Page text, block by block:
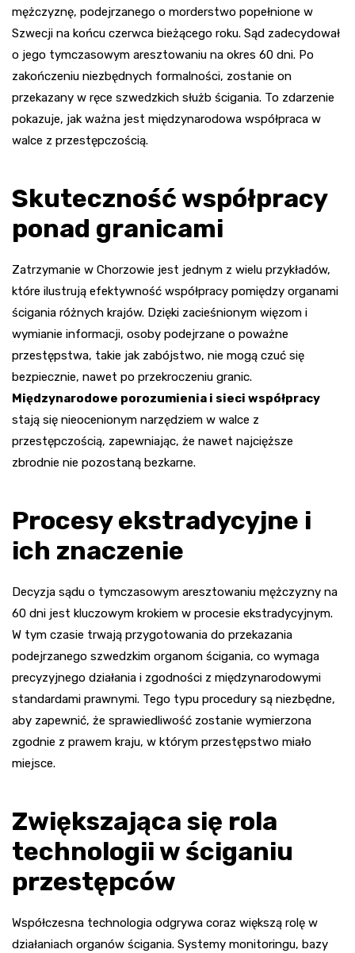
mężczyznę, podejrzanego o morderstwo popełnione w
Szwecji na końcu czerwca bieżącego roku. Sąd zadecydował
o jego tymczasowym aresztowaniu na okres 60 dni. Po
zakończeniu niezbędnych formalności, zostanie on
przekazany w ręce szwedzkich służb ścigania. To zdarzenie
pokazuje, jak ważna jest międzynarodowa współpraca w
walce z przestępczością.
Skuteczność współpracy
ponad granicami
Zatrzymanie w Chorzowie jest jednym z wielu przykładów,
które ilustrują efektywność współpracy pomiędzy organami
ścigania różnych krajów. Dzięki zacieśnionym więzom i
wymianie informacji, osoby podejrzane o poważne
przestępstwa, takie jak zabójstwo, nie mogą czuć się
bezpiecznie, nawet po przekroczeniu granic.
Międzynarodowe porozumienia i sieci współpracy
stają się nieocenionym narzędziem w walce z
przestępczością, zapewniając, że nawet najcięższe
zbrodnie nie pozostaną bezkarne.
Procesy ekstradycyjne i
ich znaczenie
Decyzja sądu o tymczasowym aresztowaniu mężczyzny na
60 dni jest kluczowym krokiem w procesie ekstradycyjnym.
W tym czasie trwają przygotowania do przekazania
podejrzanego szwedzkim organom ścigania, co wymaga
precyzyjnego działania i zgodności z międzynarodowymi
standardami prawnymi. Tego typu procedury są niezbędne,
aby zapewnić, że sprawiedliwość zostanie wymierzona
zgodnie z prawem kraju, w którym przestępstwo miało
miejsce.
Zwiększająca się rola
technologii w ściganiu
przestępców
Współczesna technologia odgrywa coraz większą rolę w
działaniach organów ścigania. Systemy monitoringu, bazy